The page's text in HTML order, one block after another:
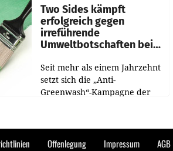
betreut Kundinnen und
Kunden in den Bereichen
Two Sides kämpft
erfolgreich gegen
irreführende
Umweltbotschaften beim
Seit mehr als einem Jahrzehnt
setzt sich die „Anti-
Greenwash“-Kampagne der
bei Papierkommunikation und
papierbasierten Verpackungen
Offenlegung Impressum AGB